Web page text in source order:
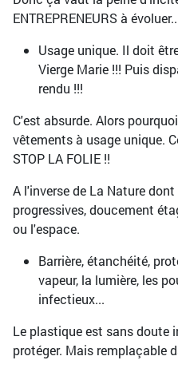
ENTREPRENEURS à
Usage unique. Il doit
Vierge Marie !!! Puis
rendu !!!
C'est absurde. Alors
vêtements à usage unique.
STOP LA FOLIE !!
A l'inverse de La Nature
progressives, doucement
ou l'espace.
Barrière, étanchéité,
vapeur, la lumière, les
infectieux...
Le plastique est sans doute
protéger. Mais remplaçable